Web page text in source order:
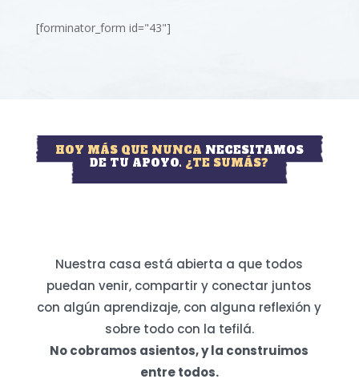
[forminator_form id="43"]
HOY MÁS QUE NUNCA NECESITAMOS
DE TU APOYO. ¿TE SUMÁS?
Nuestra casa está abierta a que todos
puedan venir, compartir y conectar juntos
con algún aprendizaje, con alguna reflexión y
sobre todo con la tefilá.
No cobramos asientos, y la construimos
entre todos.